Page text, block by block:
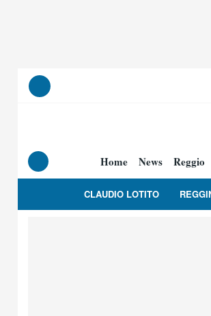
Home News Reggio
CLAUDIO LOTITO